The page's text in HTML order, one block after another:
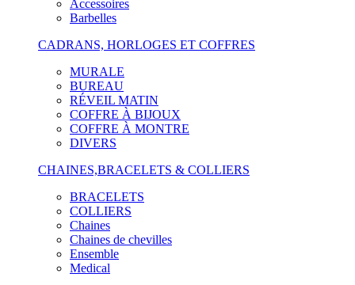
Accessoires
Barbelles
CADRANS, HORLOGES ET COFFRES
MURALE
BUREAU
RÉVEIL MATIN
COFFRE À BIJOUX
COFFRE À MONTRE
DIVERS
CHAINES,BRACELETS & COLLIERS
BRACELETS
COLLIERS
Chaines
Chaines de chevilles
Ensemble
Medical